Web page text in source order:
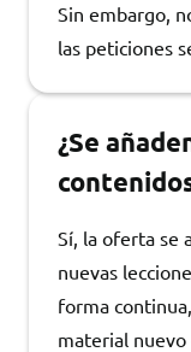
Sin embargo,
las peticiones
¿Se
Sí, la oferta se
nuevas
forma
material nuevo